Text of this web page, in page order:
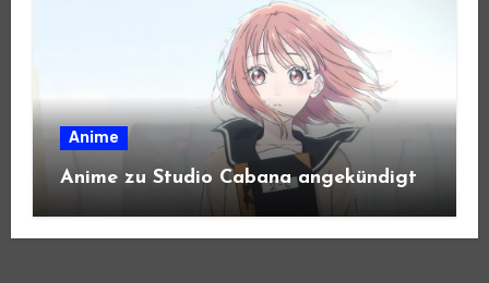
Anime
Anime zu Studio Cabana angekündigt